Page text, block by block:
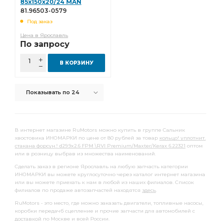
Патрубок радиатора
Подшипник подвесной
передний левый
Сальник коленвала Фильтр топливный сепаратор
топливный сепаратор Меритор о.н.
тормозных колодок ПГУ сцепления
Радиатор охлаждения Подшипник выжимной
тормозной задний шатунные к-т Гайка ступицы
Толкатель клапана Стойка стабилизатора
Рычаг тормозной
85x150x20/24 MAN
81.96503-0579
81.96503-0579
Под заказ
Цена в Ярославль
По запросу
В КОРЗИНУ
Показывать по 24
В интернет магазине RuMotors можно купить в группе Сальник
хвостовика ИНОМАРКИ по цене от 80 рублей за товар кольцо! уплотнит.
стакана форсун.! d29.9x2.6 FPM \RVI Premium/Maxter/Kerax 6.22321 оптом
или в розницу выбрав из множества наименований.
Сделать заказ в регионе Ярославль на любую запчасть категории
ИНОМАРКИ вы можете круглосуточно через каталог интернет магазина
или вы можете приехать к нам в любой из наших филиалов. Список
филиалов по продаже автозапчастей находятся здесь.
RuMotors - это место, где можно заказать двигатели, топливные насосы,
коробки передачб сцепление и прочие запчасти для автомобилей с
доставкой по Москве и всей России.